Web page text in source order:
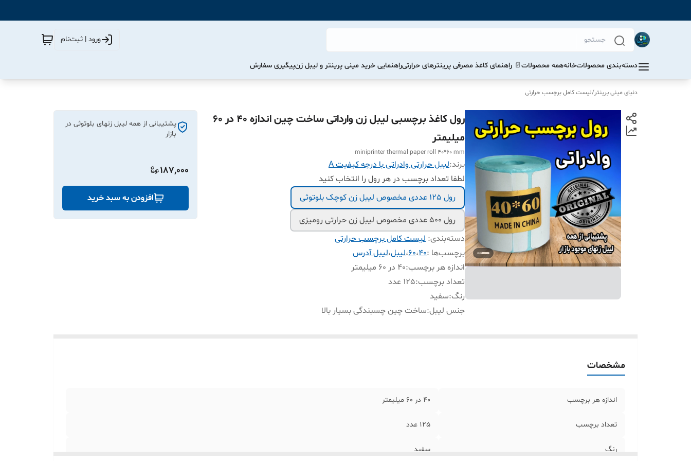
ورود | ثبت‌نام
دسته‌بندی محصولاتخانههمه محصولات📄 راهنمای کاغذ مصرفی پرینترهای حرارتیراهنمایی خرید مینی پرینتر و لیبل زنپیگیری سفارش
دنیای مینی پرینتر/لیست کامل برچسب حرارتی
رول کاغذ برچسبی لیبل زن وارداتی ساخت چین اندازه 40 در 60
میلیمتر
miniprinter thermal paper roll 40*60 mm
برند:لیبل حرارتی وادراتی با درجه کیفیت A
لطفا تعداد برچسب در هر رول را انتخاب کنید
رول 125 عددی مخصوص لیبل زن کوچک بلوتوثی
رول 500 عددی مخصوص لیبل زن حرارتی رومیزی
دسته‌بندی: لیست کامل برچسب حرارتی
برچسب‌ها :40،60،لیبل،لیبل آدرس
اندازه هر برچسب:40 در 60 میلیمتر
تعداد برچسب:125 عدد
رنگ:سفید
جنس لیبل:ساخت چین چسبندگی بسیار بالا
پشتیبانی از همه لیبل زنهای بلوتوثی در
بازار
187,000
افزودن به سبد خرید
مشخصات
اندازه هر برچسب 40 در 60 میلیمتر
تعداد برچسب 125 عدد
رنگ سفید